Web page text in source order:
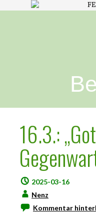
16.3.:
2025-03-16
Nenz
Kommentar